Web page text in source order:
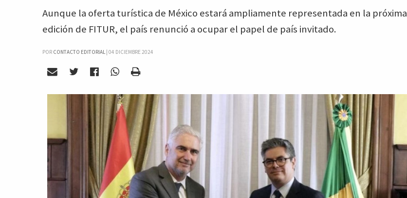
Aunque la oferta turística de México estará ampliamente representada en la próxima
edición de FITUR, el país renunció a ocupar el papel de país invitado.
POR CONTACTO EDITORIAL | 04 DICIEMBRE 2024